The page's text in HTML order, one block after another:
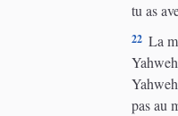
tu as
22 La
pas au